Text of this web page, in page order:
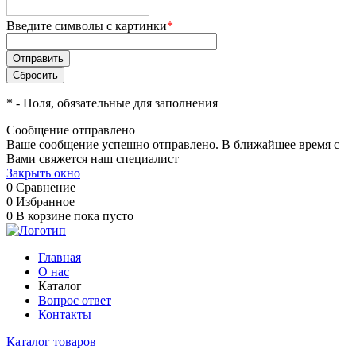
Введите символы с картинки*
* - Поля, обязательные для заполнения
Сообщение отправлено
Ваше сообщение успешно отправлено. В ближайшее время с
Вами свяжется наш специалист
Закрыть окно
0 Сравнение
0 Избранное
0 В корзине пока пусто
Главная
О нас
Каталог
Вопрос ответ
Контакты
Каталог товаров